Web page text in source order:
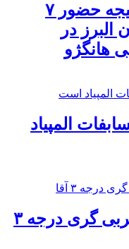
۲ مدال برنز نتیجه حضور ۷
البرز در
هانگژو
المپیاد
کلاس تئوری مربی گری درجه ۳